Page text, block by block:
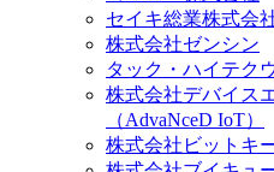
セイキ総業株式会
株式会社ゼンシン
タック・ハイテク
株式会社デバイス
（AdvaNceD IoT）
株式会社ビットキ